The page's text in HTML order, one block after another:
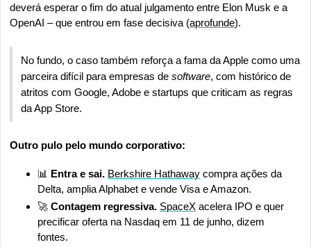
deverá esperar o fim do atual julgamento entre Elon Musk e a
OpenAI – que entrou em fase decisiva (aprofunde).
No fundo, o caso também reforça a fama da Apple como uma
parceira difícil para empresas de software, com histórico de
atritos com Google, Adobe e startups que criticam as regras
da App Store.
Outro pulo pelo mundo corporativo:
📊 Entra e sai. Berkshire Hathaway compra ações da
Delta, amplia Alphabet e vende Visa e Amazon.
🚀 Contagem regressiva. SpaceX acelera IPO e quer
precificar oferta na Nasdaq em 11 de junho, dizem
fontes.